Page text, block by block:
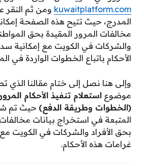
kuwaitplatform.com ومن ثم النقر
المدرج، حيث تتيح هذه الصفحة
مخالفات المرور المقيدة بحق
والشركات في الكويت مع إمكانية
الأحكام باتباع الخطوات الواردة في
وإلى هنا نصل إلى ختام مقالنا الذي
موضوع استعلام تنفيذ الأحكام
(الخطوات وطريقة الدفع) حيث تم
المتبعة في استخراج بيانات مخالفات
بحق الأفراد والشركات في الكويت
غرامات هذه الأحكام.